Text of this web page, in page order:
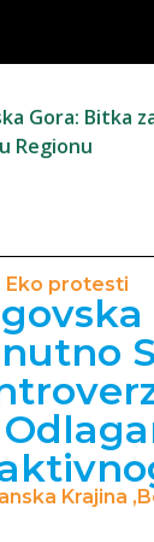
Gora: Bitka
Regionu
Eko protesti
Krajina